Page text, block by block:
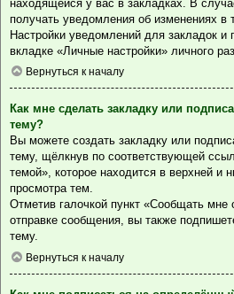
находящейся у вас в закладках. В
получать уведомления об изменениях в
Настройки уведомлений для закладок и
вкладке «Личные настройки» личного
Вернуться к началу
Как мне сделать закладку или
тему?
Вы можете создать закладку или
тему, щёлкнув по соответствующей
темой», которое находится в верхней и
просмотра тем.
Отметив галочкой пункт «Сообщать мне
отправке сообщения, вы также
тему.
Вернуться к началу